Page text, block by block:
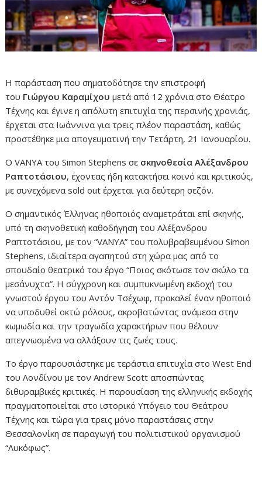
Η παράσταση που σηματοδότησε την επιστροφή
του Γιώργου Καραμίχου μετά από 12 χρόνια στο Θέατρο
Τέχνης και έγινε η απόλυτη επιτυχία της περσινής χρονιάς,
έρχεται στα Ιωάννινα για τρεις πλέον παραστάση, καθώς
προστέθηκε μια απογευματινή την Τετάρτη, 21 Ιανουαρίου.
Ο VANYA του Simon Stephens σε σκηνοθεσία Αλέξανδρου
Ραπτοτάσιου, έχοντας ήδη κατακτήσει κοινό και κριτικούς,
με συνεχόμενα sold out έρχεται για δεύτερη σεζόν.
Ο σημαντικός Έλληνας ηθοποιός αναμετράται επί σκηνής,
υπό τη σκηνοθετική καθοδήγηση του Αλέξανδρου
Ραπτοτάσιου, με τον “VANYA” του πολυβραβευμένου Simon
Stephens, ιδιαίτερα αγαπητού στη χώρα μας από το
σπουδαίο θεατρικό του έργο “Ποιος σκότωσε τον σκύλο τα
μεσάνυχτα”. Η σύγχρονη και συμπυκνωμένη εκδοχή του
γνωστού έργου του Αντόν Τσέχωφ, προκαλεί έναν ηθοποιό
να υποδυθεί οκτώ ρόλους, ακροβατώντας ανάμεσα στην
κωμωδία και την τραγωδία χαρακτήρων που θέλουν
απεγνωσμένα να αλλάξουν τις ζωές τους.
Το έργο παρουσιάστηκε με τεράστια επιτυχία στο West End
του Λονδίνου με τον Andrew Scott αποσπώντας
διθυραμβικές κριτικές. Η παρουσίαση της ελληνικής εκδοχής
πραγματοποιείται στο ιστορικό Υπόγειο του Θεάτρου
Τέχνης και τώρα για τρεις μόνο παραστάσεις στην
Θεσσαλονίκη σε παραγωγή του πολιτιστικού οργανισμού
“Λυκόφως”.